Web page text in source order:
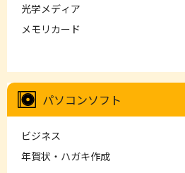
光学メディア
メモリカード
パソコンソフト
ビジネス
年賀状・ハガキ作成